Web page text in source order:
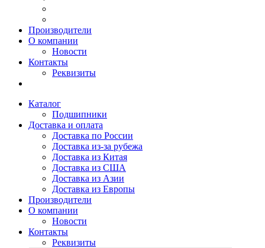
Производители
О компании
Новости
Контакты
Реквизиты
Каталог
Подшипники
Доставка и оплата
Доставка по России
Доставка из-за рубежа
Доставка из Китая
Доставка из США
Доставка из Азии
Доставка из Европы
Производители
О компании
Новости
Контакты
Реквизиты